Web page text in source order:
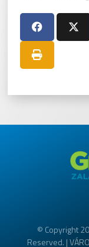
© Copyright
Reserved. |